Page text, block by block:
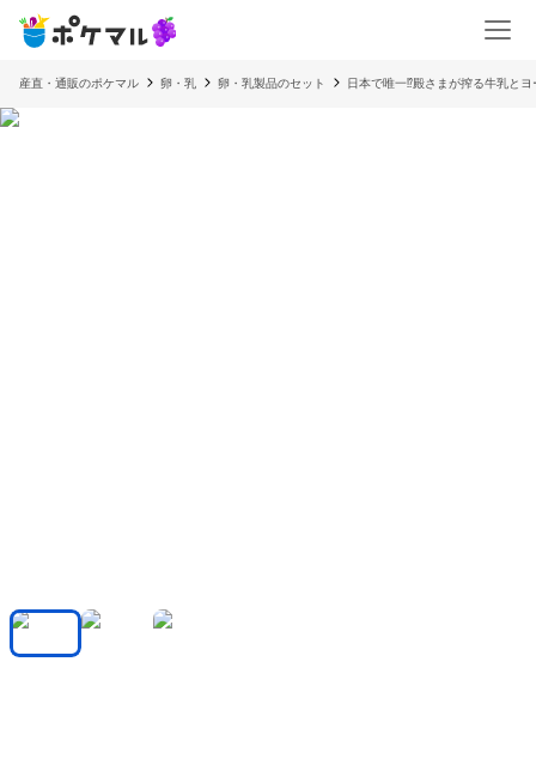
産直・通販のポケマル 卵・乳 卵・乳製品のセット 日本で唯一⁉︎殿さまが搾る牛乳と